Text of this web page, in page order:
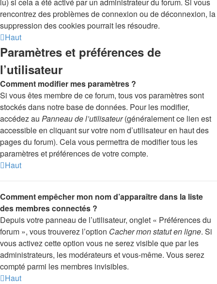
rencontrez des problèmes de connexion ou de déconnexion, la
suppression des cookies pourrait les résoudre.
Haut
Paramètres et préférences de
l’utilisateur
Comment modifier mes paramètres ?
Si vous êtes membre de ce forum, tous vos paramètres sont
stockés dans notre base de données. Pour les modifier,
accédez au Panneau de l’utilisateur(généralement ce lien est
accessible en cliquant sur votre nom d’utilisateur en haut des
pages du forum). Cela vous permettra de modifier tous les
paramètres et préférences de votre compte.
Haut
Comment empêcher mon nom d’apparaître dans la liste
des membres connectés ?
Depuis votre panneau de l’utilisateur, onglet « Préférences du
forum », vous trouverez l’option Cacher mon statut en ligne. Si
vous activez cette option vous ne serez visible que par les
administrateurs, les modérateurs et vous-même. Vous serez
compté parmi les membres invisibles.
Haut